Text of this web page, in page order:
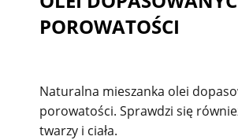
POROWATOŚCI
Naturalna mieszanka olei
porowatości. Sprawdzi się
twarzy i ciała.